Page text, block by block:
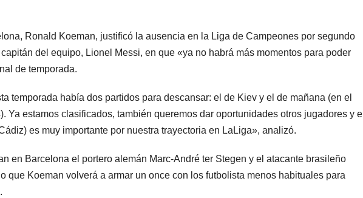
Ronald Koeman, justificó la ausencia en la Liga de Campeones por segundo
del equipo, Lionel Messi, en que «ya no habrá más momentos para poder
de temporada.
temporada había dos partidos para descansar: el de Kiev y el de mañana (en el
Ya estamos clasificados, también queremos dar oportunidades otros jugadores y el
es muy importante por nuestra trayectoria en LaLiga», analizó.
en Barcelona el portero alemán Marc-André ter Stegen y el atacante brasileño
que Koeman volverá a armar un once con los futbolista menos habituales para